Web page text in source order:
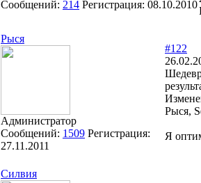
Сообщений: 214 Регистрация: 08.10.2010
Рыся
Администратор
Сообщений: 1509 Регистрация:
27.11.2011
#122
Рыся,
Я
Силвия